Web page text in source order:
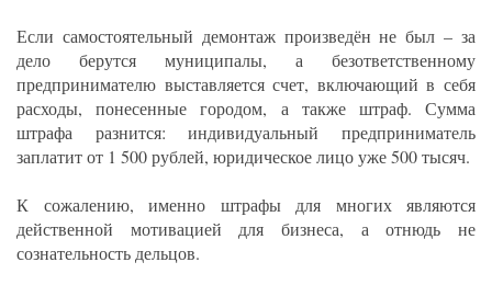
Если самостоятельный демонтаж произведён не был – за
дело берутся муниципалы, а безответственному
предпринимателю выставляется счет, включающий в себя
расходы, понесенные городом, а также штраф. Сумма
штрафа разнится: индивидуальный предприниматель
заплатит от 1 500 рублей, юридическое лицо уже 500 тысяч.
К сожалению, именно штрафы для многих являются
действенной мотивацией для бизнеса, а отнюдь не
сознательность дельцов.